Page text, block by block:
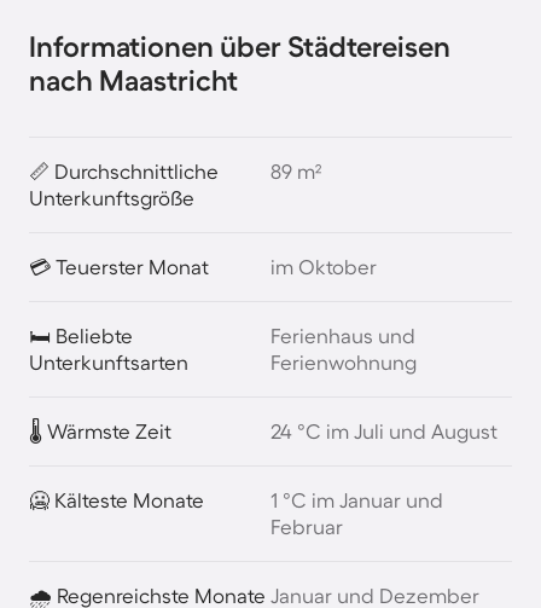
Informationen über Städtereisen
nach Maastricht
📏 Durchschnittliche
Unterkunftsgröße
89 m²
💳 Teuerster Monat im Oktober
🛏️ Beliebte
Unterkunftsarten
Ferienhaus und
Ferienwohnung
🌡️ Wärmste Zeit 24 °C im Juli und August
🥶 Kälteste Monate
1 °C im Januar und
Februar
🌧️ Regenreichste Monate Januar und Dezember